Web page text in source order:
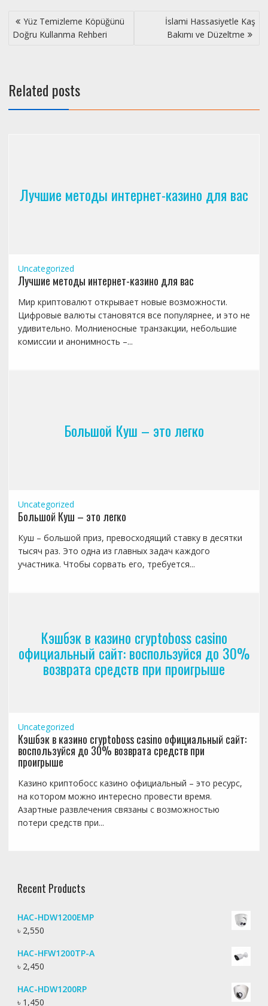
Post
navigation
Yüz Temizleme Köpüğünü
Doğru Kullanma Rehberi
İslami Hassasiyetle Kaş
Bakımı ve Düzeltme
Related posts
Лучшие методы интернет-казино для вас
Uncategorized
Лучшие методы интернет-казино для вас
Мир криптовалют открывает новые возможности.
Цифровые валюты становятся все популярнее, и это не
удивительно. Молниеносные транзакции, небольшие
комиссии и анонимность –...
Большой Куш – это легко
Uncategorized
Большой Куш – это легко
Куш – большой приз, превосходящий ставку в десятки
тысяч раз. Это одна из главных задач каждого
участника. Чтобы сорвать его, требуется...
Кэшбэк в казино cryptoboss casino
официальный сайт: воспользуйся до 30%
возврата средств при проигрыше
Uncategorized
Кэшбэк в казино cryptoboss casino официальный сайт:
воспользуйся до 30% возврата средств при
проигрыше
Казино криптобосс казино официальный – это ресурс,
на котором можно интересно провести время.
Азартные развлечения связаны с возможностью
потери средств при...
Recent Products
HAC-HDW1200EMP
৳ 2,550
HAC-HFW1200TP-A
৳ 2,450
HAC-HDW1200RP
৳ 1,450